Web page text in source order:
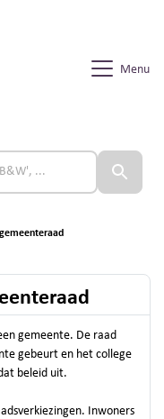
Menu
gemeente. De raad
gebeurt en het college
beleid uit.
Inwoners